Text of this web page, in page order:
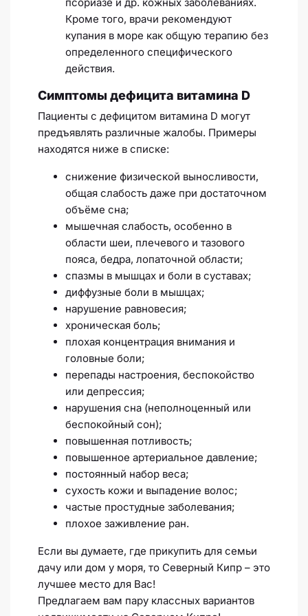
Кроме того, врачи рекомендуют
купания в море как общую терапию без
определенного специфического
действия.
Симптомы дефицита витамина D
Пациенты с дефицитом витамина D могут
предъявлять различные жалобы. Примеры
находятся ниже в списке:
снижение физической выносливости,
общая слабость даже при достаточном
объёме сна;
мышечная слабость, особенно в
области шеи, плечевого и тазoвого
пояса, бедра, лопаточной области;
спазмы в мышцах и боли в суставах;
диффузные боли в мышцах;
нарушение равновесия;
хроническая боль;
плохая концентрация внимания и
головные боли;
перепады настроения, беспокойство
или депрессия;
нарушения сна (неполноценный или
беспокойный сон);
повышенная потливость;
повышенное артериальное давление;
постоянный набор веса;
сухость кожи и выпадение волос;
частые простудные заболевания;
плохое заживление ран.
Если вы думаете, где прикупить для семьи
дачу или дом у моря, то Северный Кипр – это
лучшее место для Вас!
Предлагаем вам пару классных вариантов